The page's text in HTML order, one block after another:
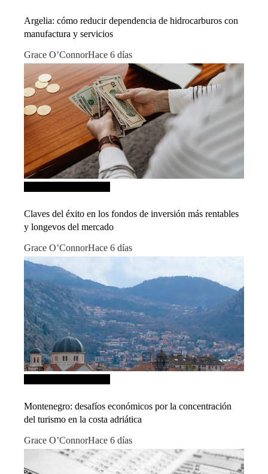
Argelia: cómo reducir dependencia de hidrocarburos con
manufactura y servicios
Grace O’ConnorHace 6 días
Claves del éxito en los fondos de inversión más rentables
y longevos del mercado
Grace O’ConnorHace 6 días
Montenegro: desafíos económicos por la concentración
del turismo en la costa adriática
Grace O’ConnorHace 6 días